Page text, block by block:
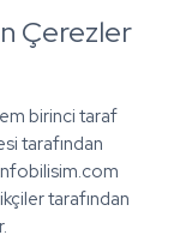
Çerezler
birinci taraf
tarafından
tarafından